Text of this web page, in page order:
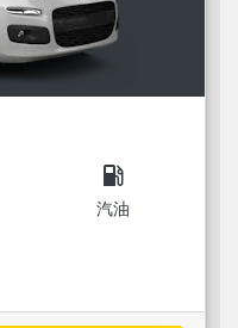
local_gas_station
汽油